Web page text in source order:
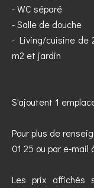
- WC séparé
- Salle de douche
- Living/cuisine de
m2 et jardin
S'ajoutent 1
Pour plus de
01 25 ou par e-mail
Les prix affichés